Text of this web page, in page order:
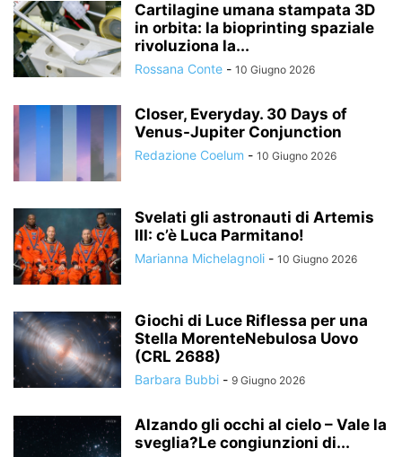
Cartilagine umana stampata 3D
in orbita: la bioprinting spaziale
rivoluziona la...
Rossana Conte - 10 Giugno 2026
Closer, Everyday. 30 Days of
Venus-Jupiter Conjunction
Redazione Coelum - 10 Giugno 2026
Svelati gli astronauti di Artemis
III: c’è Luca Parmitano!
Marianna Michelagnoli - 10 Giugno 2026
Giochi di Luce Riflessa per una
Stella MorenteNebulosa Uovo
(CRL 2688)
Barbara Bubbi - 9 Giugno 2026
Alzando gli occhi al cielo – Vale la
sveglia?Le congiunzioni di...